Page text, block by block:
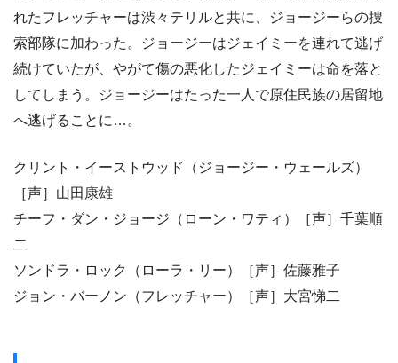
れたフレッチャーは渋々テリルと共に、ジョージーらの捜
索部隊に加わった。ジョージーはジェイミーを連れて逃げ
続けていたが、やがて傷の悪化したジェイミーは命を落と
してしまう。ジョージーはたった一人で原住民族の居留地
へ逃げることに…。
クリント・イーストウッド（ジョージー・ウェールズ）
［声］山田康雄
チーフ・ダン・ジョージ（ローン・ワティ）［声］千葉順
二
ソンドラ・ロック（ローラ・リー）［声］佐藤雅子
ジョン・バーノン（フレッチャー）［声］大宮悌二